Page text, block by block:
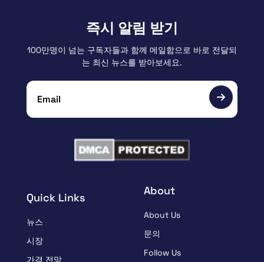
Quick Links
뉴스
시장
가격 전망
About
About Us
문의
Follow Us
즉시 알림 받기
100만명이 넘는 구독자들과 함께 메일함으로 바로 전달되
는 최신 뉴스를 받아보세요.